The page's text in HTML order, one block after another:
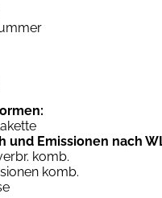
und Emissionen nach
komb.
komb.